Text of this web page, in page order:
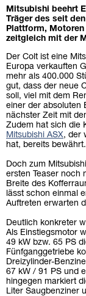
Mitsubishi beehrt
Träger des seit
Plattform,
zeitgleich mit der
Der Colt ist eine
Europa verkauften
mehr als 400.000
gut, dass der neue
soll, viel mit dem
einer der absoluten
nächster Zeit mit
Zudem hat sich die
Mitsubishi ASX, der
hat, bereits bewährt.
Doch zum
ersten Teaser noch
Breite des
lässt schon einmal
Auftreten erwarten
Deutlich konkreter
Als Einstiegsmotor
49 kW bzw. 65 PS
Fünfganggetriebe
Dreizylinder-
67 kW / 91 PS und
hingegen markiert
Liter Saugbenziner